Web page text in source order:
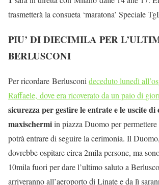
trasmetterà la consueta ‘maratona’ Speciale
PIU’ DI DIECIMILA PER
BERLUSCONI
Per ricordare Berlusconi deceduto lunedì
Raffaele, dove era ricoverato da un paio di
sicurezza per gestire le entrate e le uscite di
maxischermiin piazza Duomo per
potrà entrare di seguire la cerimonia. Il
dovrebbe ospitare circa 2mila persone, ma
10mila fuori per dare l’ultimo saluto a
arriveranno all’aeroporto di Linate e da lì